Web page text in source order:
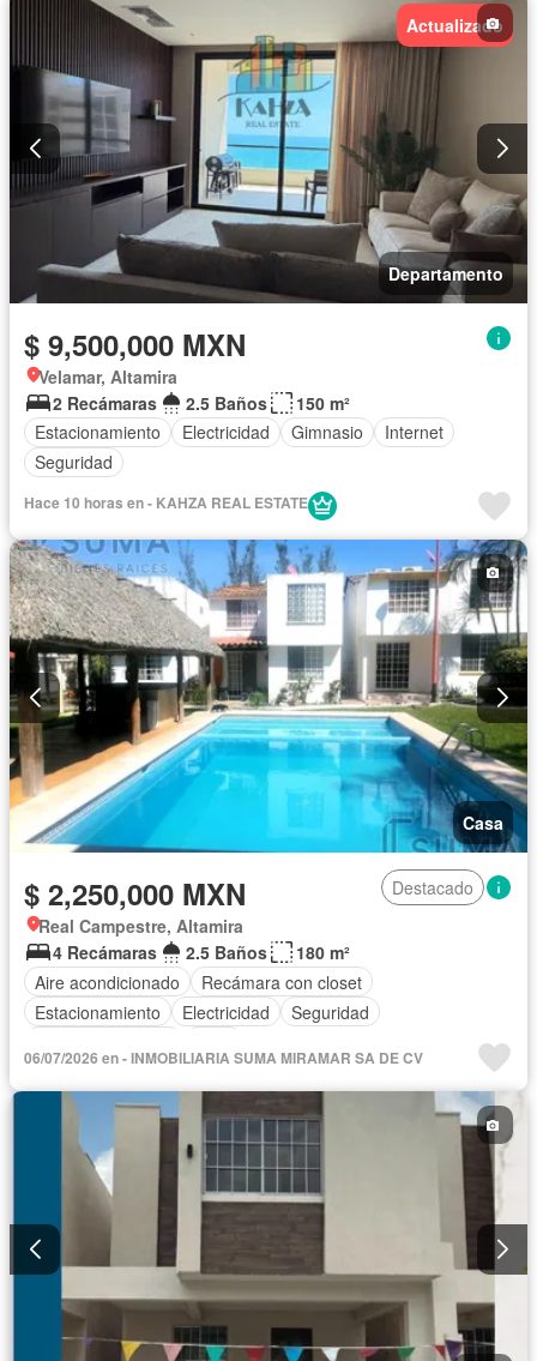
Vista panorámica
Recámara con closet
Caseta de vigilancia
Wifi Completamente amueblado
Actualizado
Departamento
$ 9,500,000 MXN
Velamar, Altamira
2 Recámaras
2.5 Baños
150 m²
Estacionamiento
Electricidad Gimnasio
Internet
Seguridad
Hace 10 horas en - KAHZA REAL ESTATE
Casa
$ 2,250,000 MXN
Destacado
Real Campestre, Altamira
4 Recámaras
2.5 Baños
180 m²
Aire acondicionado
Recámara con closet
Estacionamiento
Electricidad
Seguridad
06/07/2026 en - INMOBILIARIA SUMA MIRAMAR SA DE CV